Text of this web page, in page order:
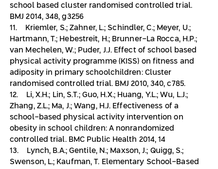
school based cluster randomised controlled trial.
BMJ 2014, 348, g3256
11. Kriemler, S.; Zahner, L.; Schindler, C.; Meyer, U.;
Hartmann, T.; Hebestreit, H.; Brunner-La Rocca, H.P.;
van Mechelen, W.; Puder, J.J. Effect of school based
physical activity programme (KISS) on fitness and
adiposity in primary schoolchildren: Cluster
randomised controlled trial. BMJ 2010, 340, c785.
12. Li, X.H.; Lin, S.T.; Guo, H.X.; Huang, Y.L.; Wu, L.J.;
Zhang, Z.L.; Ma, J.; Wang, H.J. Effectiveness of a
school-based physical activity intervention on
obesity in school children: A nonrandomized
controlled trial. BMC Public Health 2014, 14
13. Lynch, B.A.; Gentile, N.; Maxson, J.; Quigg, S.;
Swenson, L.; Kaufman, T. Elementary School-Based